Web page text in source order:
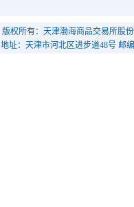
版权所有：天津渤海商品交易所股
地址：天津市河北区进步道48号 邮